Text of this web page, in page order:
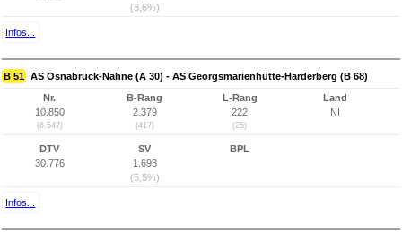
(8,6%)
Infos...
B 51 AS Osnabrück-Nahne (A 30) - AS Georgsmarienhütte-Harderberg (B 68)
Nr.
10.850
(6.547)
B-Rang
2.379
(417)
L-Rang
222
(25)
Land
NI
DTV
30.776
SV
1.693
(5,5%)
BPL
Infos...